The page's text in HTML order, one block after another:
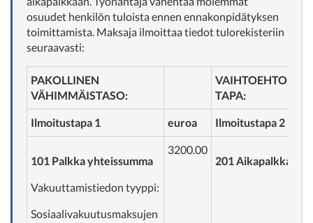
osuudet henkilön tuloista ennen ennakonpidätyksen
toimittamista. Maksaja ilmoittaa tiedot tulorekisteriin
seuraavasti:
PAKOLLINEN
VÄHIMMÄISTASO:
VAIHTOEHTOINEN
TAPA:
Ilmoitustapa 1 euroa Ilmoitustapa 2
101 Palkka yhteissumma
Vakuuttamistiedon tyyppi:
Sosiaalivakuutusmaksujen
3200.00
201 Aikapalkka